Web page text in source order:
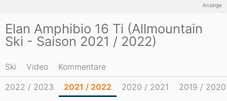
Elan Amphibio 16 Ti (Allmountain
Ski - Saison 2021 / 2022)
Ski Video
Kommentare
2022 / 2023
2021 / 2022 2020 / 2021 2019 / 2020
Anzeige